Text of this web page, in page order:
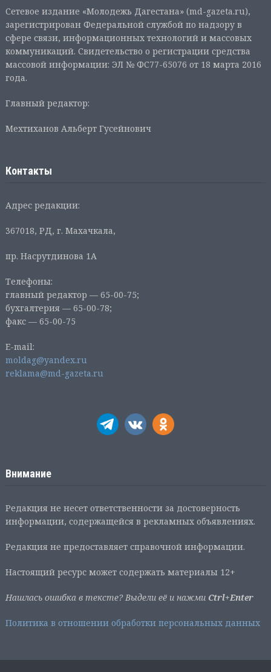
Сетевое издание «Молодежь Дагестана» (md-gazeta.ru),
зарегистрирован Федеральной службой по надзору в
сфере связи, информационных технологий и массовых
коммуникаций. Свидетельство о регистрации средства
массовой информации: ЭЛ № ФС77-65076 от 18 марта 2016
года.
Главный редактор:
Мехтиханов Альберт Гусейнович
Контакты
Адрес редакции:
367018, РД, г. Махачкала,
пр. Насрутдинова 1А
Телефоны:
главный редактор — 65-00-75;
бухгалтерия — 65-00-78;
факс — 65-00-75
E-mail:
moldag@yandex.ru
reklama@md-gazeta.ru
Внимание
Редакция не несет ответственности за достоверность
информации, содержащейся в рекламных объявлениях.
Редакция не предоставляет справочной информации.
Настоящий ресурс может содержать материалы 12+
Нашлась ошибка в тексте? Выдели её и нажми Ctrl+Enter
Политика в отношении обработки персональных данных